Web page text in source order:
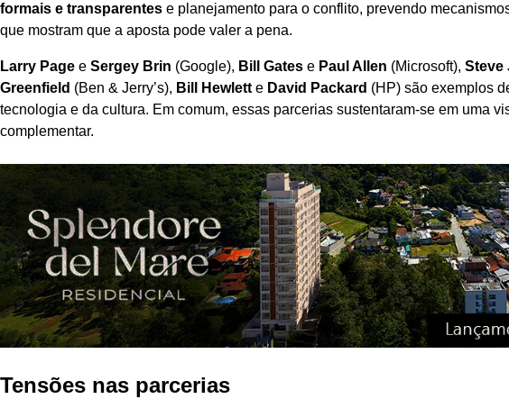
formais e transparentes e planejamento para o conflito, prevendo
que mostram que a aposta pode valer a pena.
Larry Page e Sergey Brin (Google), Bill Gates e Paul Allen (Microsoft), Steve
Greenfield (Ben & Jerry’s), Bill Hewlett e David Packard (HP) são exemplos
tecnologia e da cultura. Em comum, essas parcerias sustentaram-se em uma
complementar.
Tensões nas parcerias